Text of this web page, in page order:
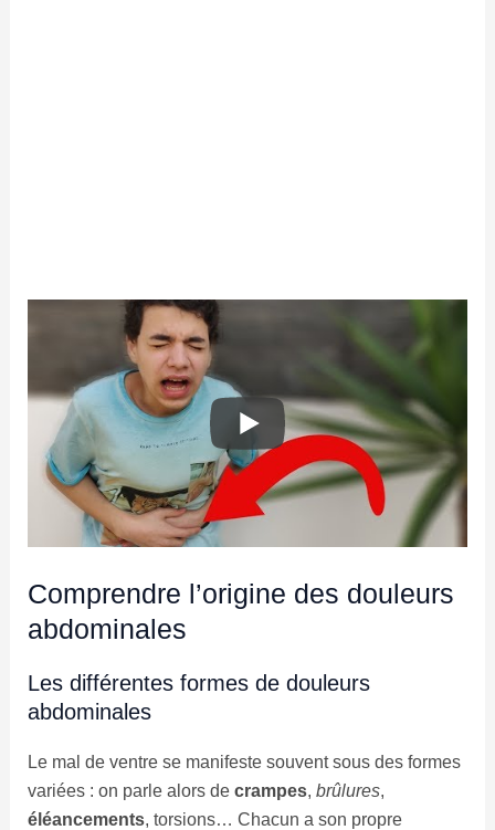
Comprendre l’origine des douleurs
abdominales
Les différentes formes de douleurs
abdominales
Le mal de ventre se manifeste souvent sous des formes
variées : on parle alors de crampes, brûlures,
éléancements, torsions… Chacun a son propre